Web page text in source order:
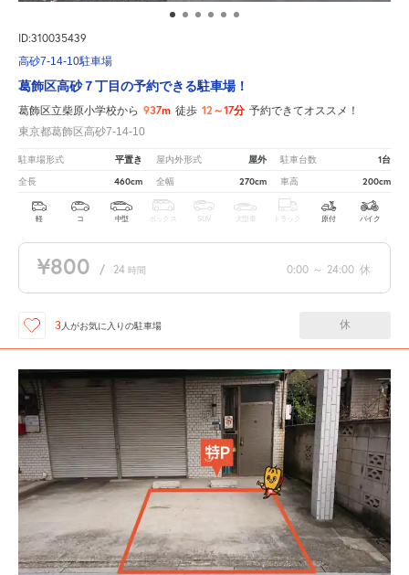
ID:310035439
高砂7-14-10駐車場
葛飾区高砂７丁目の予約できる駐車場！
葛飾区立柴原小学校から 937m 徒歩 12～17分 予約できてオススメ！
東京都葛飾区高砂7-14-10
駐車場形式 平置き 屋内外形式 屋外 駐車台数 1台
全長 460cm 全幅 270cm 車高 200cm
軽 コ 中型 ボックス SUV 大型車 トラック 原付 バイク
¥800 / 24 時間 0:00 ～ 24:00 休
3 人がお気に入りの駐車場 休